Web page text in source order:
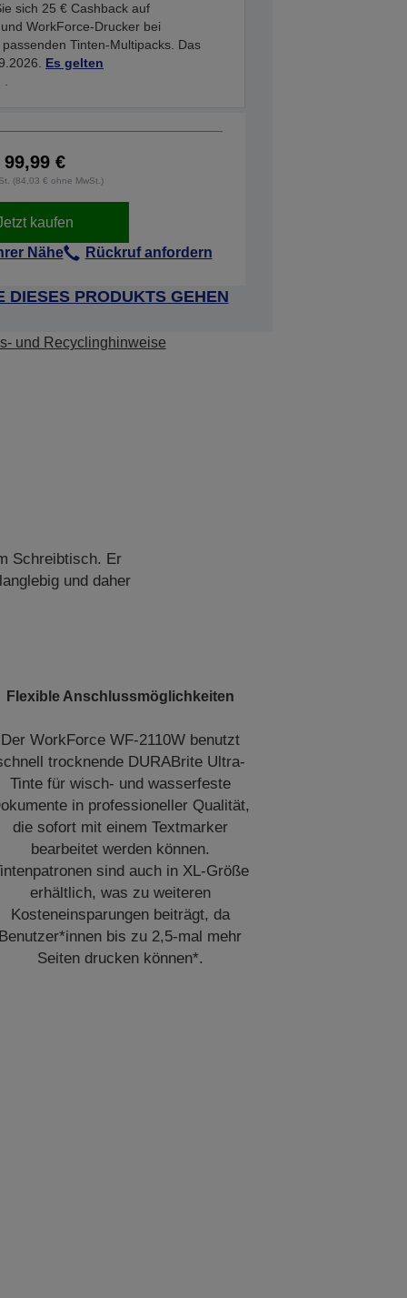
sich 25 € Cashback auf
WorkForce-Drucker bei
Tinten-Multipacks. Das
Es gelten
99,99 €
(84,03 € ohne MwSt.)
kaufen
Nähe
Rückruf anfordern
DIESES PRODUKTS GEHEN
und Recyclinghinweise
Schreibtisch. Er
und daher
Flexible Anschlussmöglichkeiten
Der WorkForce WF-2110W benutzt
trocknende DURABrite Ultra-
Tinte für wisch- und wasserfeste
in professioneller Qualität,
die sofort mit einem Textmarker
bearbeitet werden können.
sind auch in XL-Größe
erhältlich, was zu weiteren
Kosteneinsparungen beiträgt, da
bis zu 2,5-mal mehr
Seiten drucken können*.